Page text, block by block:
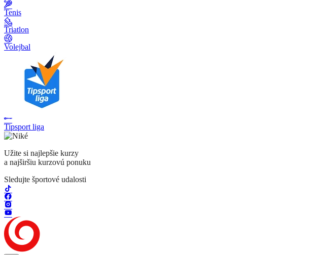
Tenis
Triatlon
Volejbal
Tipsport liga
Užite si najlepšie kurzy
a najširšiu kurzovú ponuku
Sledujte športové udalosti